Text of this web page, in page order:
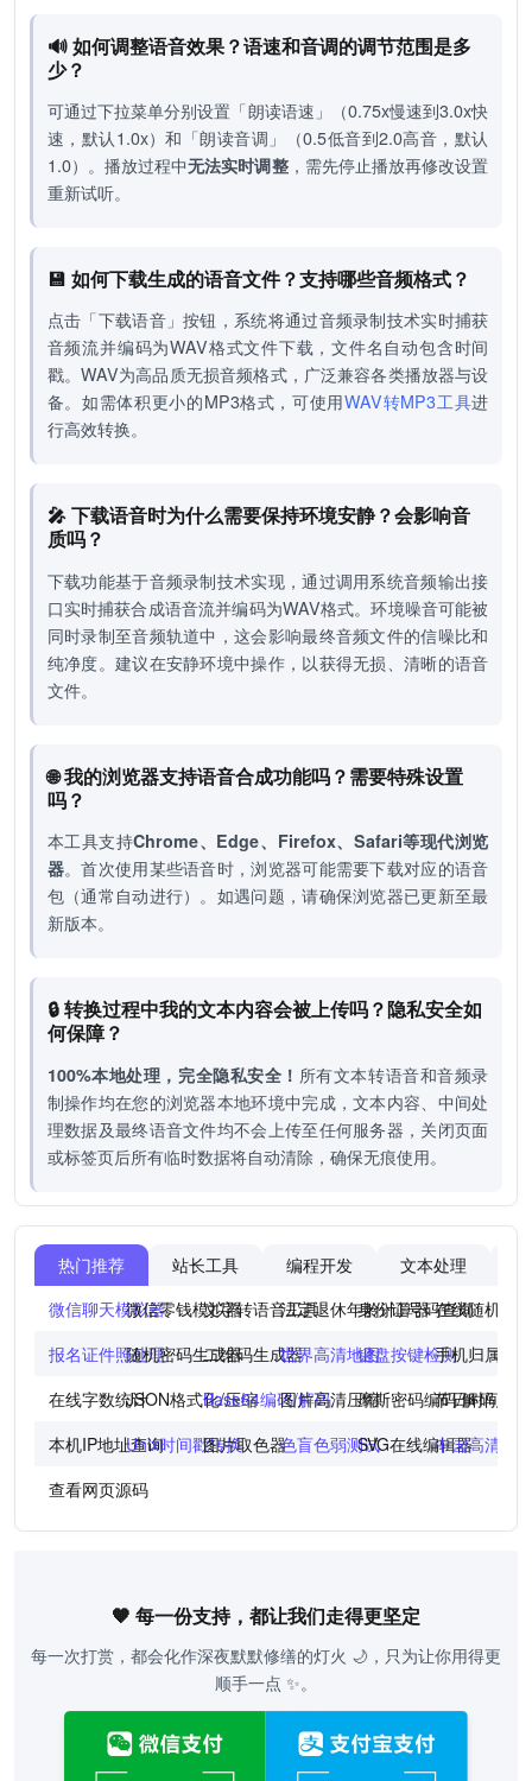
🔊 如何调整语音效果？语速和音调的调节范围是多
少？
可通过下拉菜单分别设置「朗读语速」（0.75x慢速到3.0x快
速，默认1.0x）和「朗读音调」（0.5低音到2.0高音，默认
1.0）。播放过程中无法实时调整，需先停止播放再修改设置
重新试听。
💾 如何下载生成的语音文件？支持哪些音频格式？
点击「下载语音」按钮，系统将通过音频录制技术实时捕获
音频流并编码为WAV格式文件下载，文件名自动包含时间
戳。WAV为高品质无损音频格式，广泛兼容各类播放器与设
备。如需体积更小的MP3格式，可使用WAV转MP3工具进
行高效转换。
🎤 下载语音时为什么需要保持环境安静？会影响音
质吗？
下载功能基于音频录制技术实现，通过调用系统音频输出接
口实时捕获合成语音流并编码为WAV格式。环境噪音可能被
同时录制至音频轨道中，这会影响最终音频文件的信噪比和
纯净度。建议在安静环境中操作，以获得无损、清晰的语音
文件。
🌐 我的浏览器支持语音合成功能吗？需要特殊设置
吗？
本工具支持Chrome、Edge、Firefox、Safari等现代浏览
器。首次使用某些语音时，浏览器可能需要下载对应的语音
包（通常自动进行）。如遇问题，请确保浏览器已更新至最
新版本。
🔒 转换过程中我的文本内容会被上传吗？隐私安全如
何保障？
100%本地处理，完全隐私安全！ 所有文本转语音和音频录
制操作均在您的浏览器本地环境中完成，文本内容、中间处
理数据及最终语音文件均不会上传至任何服务器，关闭页面
或标签页后所有临时数据将自动清除，确保无痕使用。
热门推荐 站长工具 编程开发 文本处理
微信聊天模拟器微信零钱模拟器文字转语音工具法定退休年龄计算器
身份证号码查询在线随机点
报名证件照处理随机密码生成器二维码生成器世界高清地图键盘按键检测手机归属地
在线字数统计JSON格式化/压缩Base64编码/解码图片高清压缩摩斯密码编码/解码
节日时间倒
本机IP地址查询Unix时间戳转换图片取色器色盲色弱测试SVG在线编辑器中国高清地
查看网页源码
🧡 每一份支持，都让我们走得更坚定
每一次打赏，都会化作深夜默默修缮的灯火 🌙，只为让你用得更
顺手一点 ✨。